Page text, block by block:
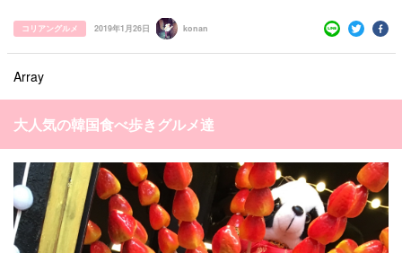
すべての記事
manimani について
カテゴリー一覧
韓国 オルチャン 韓国コスメ 韓国トレンド
コリアングルメ 2019年1月26日 konan
Array
大人気の韓国食べ歩きグルメ達